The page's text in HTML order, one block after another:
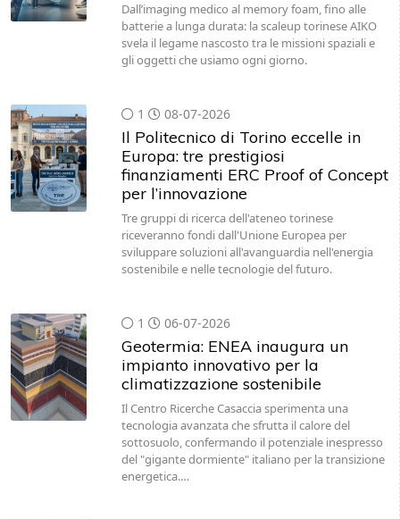
Dall’imaging medico al memory foam, fino alle
batterie a lunga durata: la scaleup torinese AIKO
svela il legame nascosto tra le missioni spaziali e
gli oggetti che usiamo ogni giorno.
1 08-07-2026
Il Politecnico di Torino eccelle in
Europa: tre prestigiosi
finanziamenti ERC Proof of Concept
per l’innovazione
Tre gruppi di ricerca dell'ateneo torinese
riceveranno fondi dall'Unione Europea per
sviluppare soluzioni all'avanguardia nell'energia
sostenibile e nelle tecnologie del futuro.
1 06-07-2026
Geotermia: ENEA inaugura un
impianto innovativo per la
climatizzazione sostenibile
Il Centro Ricerche Casaccia sperimenta una
tecnologia avanzata che sfrutta il calore del
sottosuolo, confermando il potenziale inespresso
del "gigante dormiente" italiano per la transizione
energetica.…